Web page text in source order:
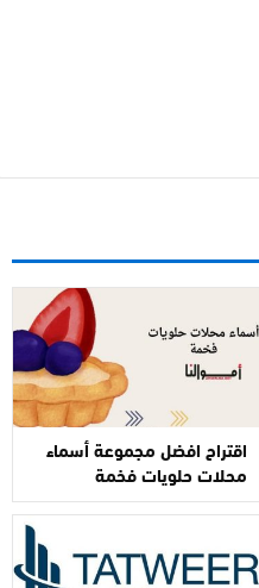
اقتراح افضل مجموعة أسماء
محلات حلويات فخمة